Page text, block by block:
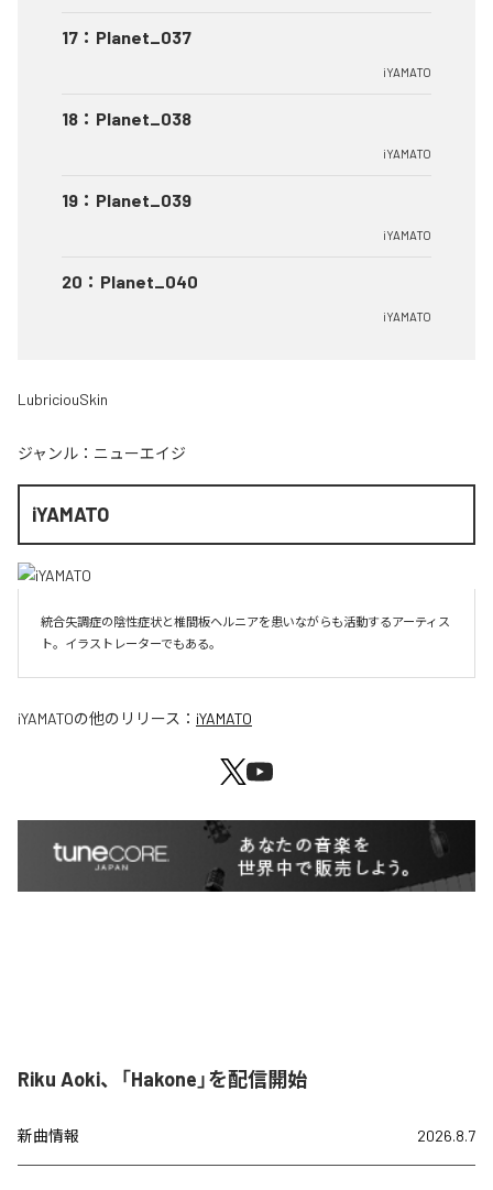
17 ： Planet_037
iYAMATO
18 ： Planet_038
iYAMATO
19 ： Planet_039
iYAMATO
20 ： Planet_040
iYAMATO
LubriciouSkin
ジャンル： ニューエイジ
iYAMATO
統合失調症の陰性症状と椎間板ヘルニアを患いながらも活動するアーティス
ト。イラストレーターでもある。
iYAMATOの他のリリース： iYAMATO
Riku Aoki、「Hakone」を配信開始
新曲情報 2026.8.7